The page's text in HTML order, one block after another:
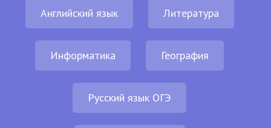
Английский язык Литература
Информатика География
Русский язык ОГЭ